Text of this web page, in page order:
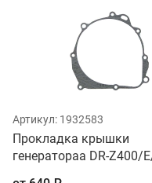
Артикул: 1932583
Прокладка крышки
генератораа DR-Z400/